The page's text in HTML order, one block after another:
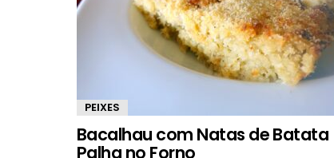
PEIXES
Bacalhau com Natas de Batata
Palha no Forno